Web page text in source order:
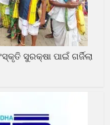
ସୁରକ୍ଷା ପାଇଁ ଗର୍ଜିଲା